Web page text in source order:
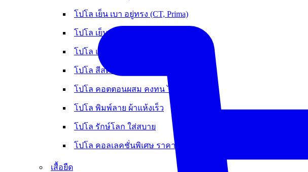
โปโล เย็น เบา อยู่ทรง (CT, Prima)
โปโล เย็น หนานุ่ม ใส่สบาย (OXY)
โปโล แห้งเร็ว ลดกลิ่นอับ (Flexup)
โปโล สีสด ไม่ต้องรีด
โปโล คอตตอนผสม คงทน ไม่หดย้วย
โปโล พิมพ์ลาย ผ้าแห้งเร็ว
โปโล รักษ์โลก ใส่สบาย
โปโล คอลเลคชั่นพิเศษ ราคาพิเศษ
เสื้อยืด